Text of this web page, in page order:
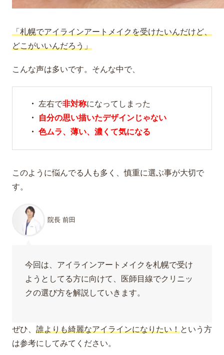
「札幌でアイラインアートメイクを受けたいんだけど、
どこがいいんだろう」
こんな声は多いです。そんな中で、
・ 左右で非対称になってしまった
・
自分の思い描いたデザインじゃない
・ 色ムラ、薄い、濃くて気になる
このように悩んでる人も多く、慎重に選ぶ事が大切で
す。
院長 前田
今回は、アイラインアートメイクを札幌で受け
ようとしてる方に向けて、医師目線でクリニッ
クの選び方を解説していきます。
ぜひ、 誰よりも綺麗なアイラインになりたい！ という方
は参考にしてみてください。